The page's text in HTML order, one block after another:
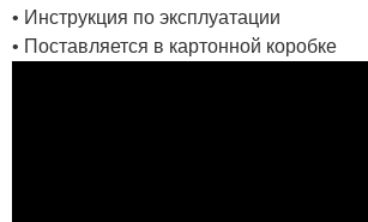
• Инструкция по эксплуатации
• Поставляется в картонной коробке